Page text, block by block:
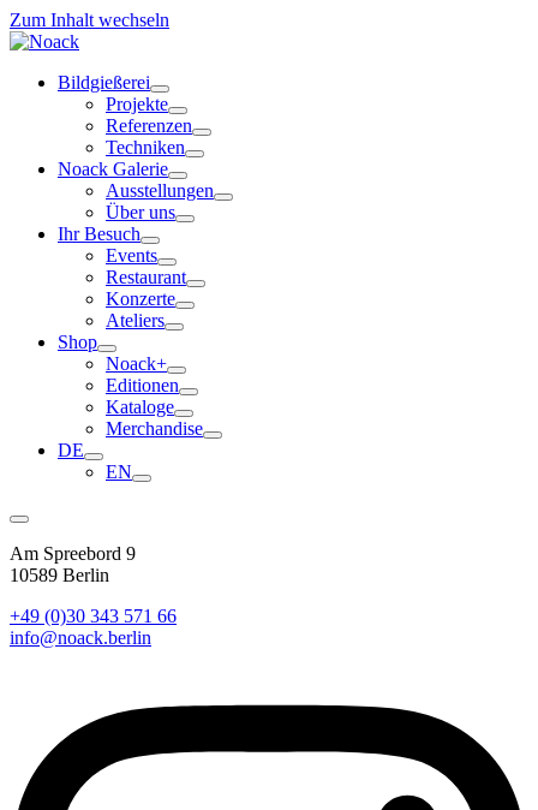
Zum Inhalt wechseln
Bildgießerei
Projekte
Referenzen
Techniken
Noack Galerie
Ausstellungen
Über uns
Ihr Besuch
Events
Restaurant
Konzerte
Ateliers
Shop
Noack+
Editionen
Kataloge
Merchandise
DE
EN
Am Spreebord 9
10589 Berlin
+49 (0)30 343 571 66
info@noack.berlin